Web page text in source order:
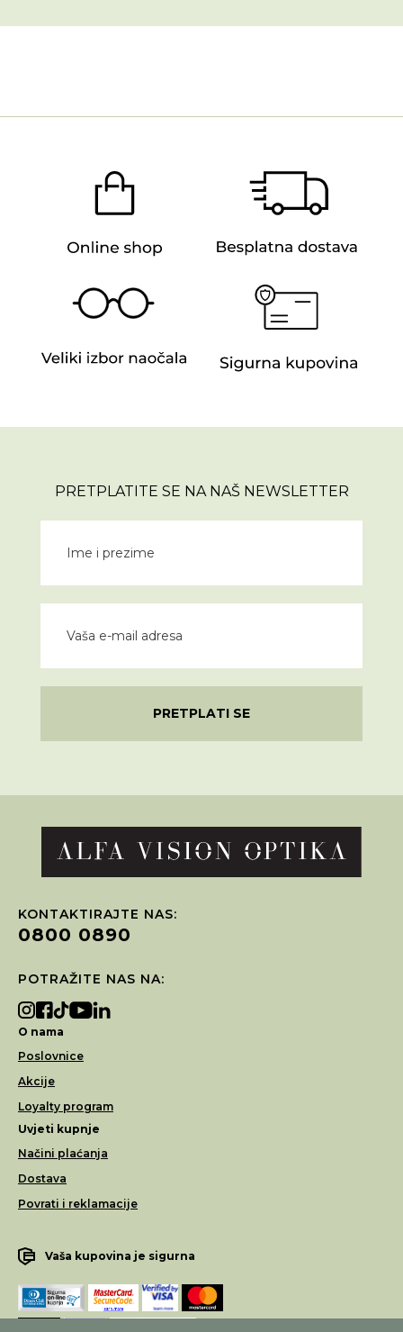
PRETPLATITE SE NA NAŠ NEWSLETTER
PRETPLATI SE
KONTAKTIRAJTE NAS:
0800 0890
POTRAŽITE NAS NA:
O nama
Poslovnice
Akcije
Loyalty program
Uvjeti kupnje
Načini plaćanja
Dostava
Povrati i reklamacije
Vaša kupovina je sigurna